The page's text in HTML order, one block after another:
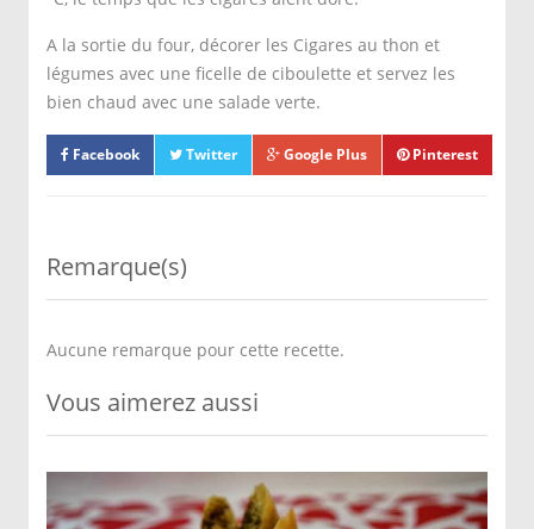
A la sortie du four, décorer les Cigares au thon et
légumes avec une ficelle de ciboulette et servez les
bien chaud avec une salade verte.
Facebook Twitter Google Plus Pinterest
Remarque(s)
Aucune remarque pour cette recette.
Vous aimerez aussi